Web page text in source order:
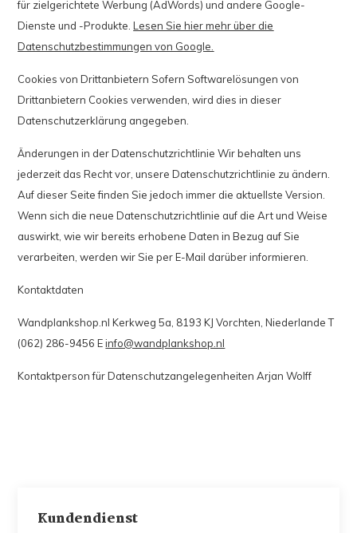
Kundendienst
für zielgerichtete Werbung (AdWords) und andere Google-
Dienste und -Produkte.Lesen Sie hier mehr über die
Datenschutzbestimmungen von Google.
Cookies von Drittanbietern Sofern Softwarelösungen von
Drittanbietern Cookies verwenden, wird dies in dieser
Datenschutzerklärung angegeben.
Änderungen in der Datenschutzrichtlinie Wir behalten uns
jederzeit das Recht vor, unsere Datenschutzrichtlinie zu ändern.
Auf dieser Seite finden Sie jedoch immer die aktuellste Version.
Wenn sich die neue Datenschutzrichtlinie auf die Art und Weise
auswirkt, wie wir bereits erhobene Daten in Bezug auf Sie
verarbeiten, werden wir Sie per E-Mail darüber informieren.
Kontaktdaten
Wandplankshop.nl Kerkweg 5a, 8193 KJ Vorchten, Niederlande T
(062) 286-9456 Einfo@wandplankshop.nl
Kontaktperson für Datenschutzangelegenheiten Arjan Wolff